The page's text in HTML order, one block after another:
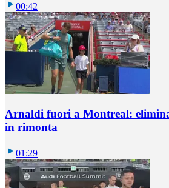
00:42
Arnaldi fuori a Montreal:
in rimonta
01:29